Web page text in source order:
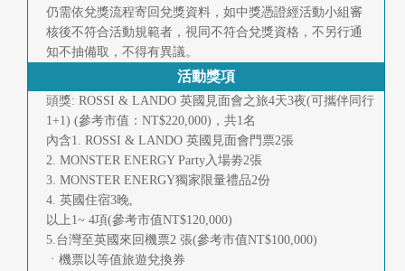
仍需依兌獎流程寄回兌獎資料，如中獎憑證經活動小組審
核後不符合活動規範者，視同不符合兌獎資格，不另行通
知不抽備取，不得有異議。
活動獎項
頭獎: ROSSI & LANDO 英國見面會之旅4天3夜(可攜伴同行
1+1) (參考市值：NT$220,000)，共1名
內含1. ROSSI & LANDO 英國見面會門票2張
2. MONSTER ENERGY Party入場劵2張
3. MONSTER ENERGY獨家限量禮品2份
4. 英國住宿3晚,
以上1~ 4項(參考市值NT$120,000)
5.台灣至英國來回機票2 張(參考市值NT$100,000)
ㆍ機票以等值旅遊兌換券